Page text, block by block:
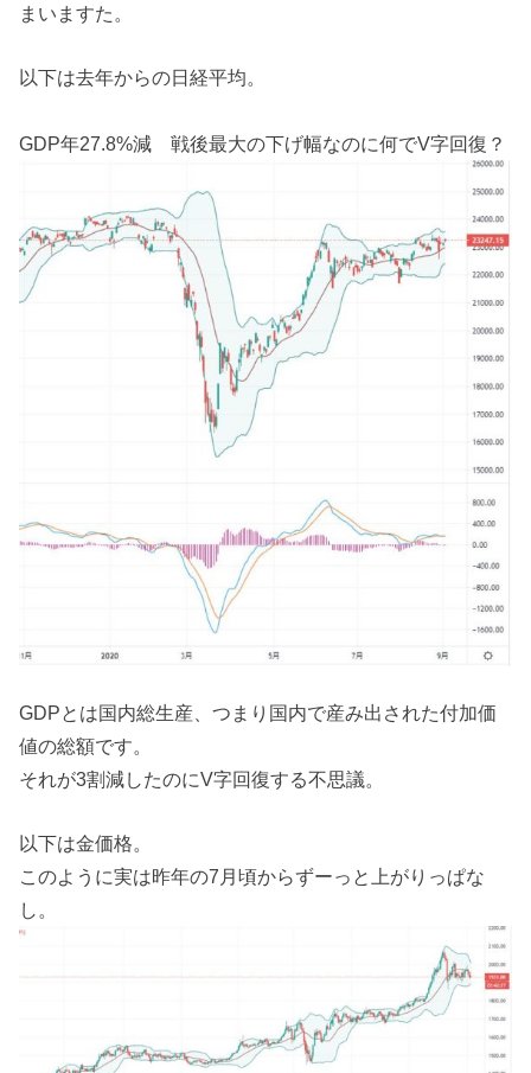
まいますた。
以下は去年からの日経平均。
GDP年27.8%減戦後最大の下げ幅なのに何でV字回復？
GDPとは国内総生産、つまり国内で産み出された付加価
値の総額です。
それが3割減したのにV字回復する不思議。
以下は金価格。
このように実は昨年の7月頃からずーっと上がりっぱな
し。